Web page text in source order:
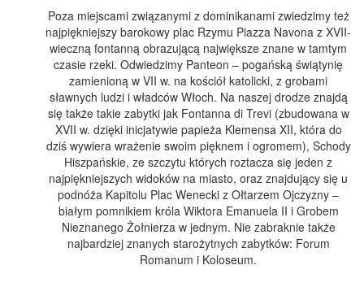
Poza miejscami związanymi z dominikanami zwiedzimy też
najpiękniejszy barokowy plac Rzymu Piazza Navona z XVII-
wieczną fontanną obrazującą największe znane w tamtym
czasie rzeki. Odwiedzimy Panteon – pogańską świątynię
zamienioną w VII w. na kościół katolicki, z grobami
sławnych ludzi i władców Włoch. Na naszej drodze znajdą
się także takie zabytki jak Fontanna di Trevi (zbudowana w
XVII w. dzięki inicjatywie papieża Klemensa XII, która do
dziś wywiera wrażenie swoim pięknem i ogromem), Schody
Hiszpańskie, ze szczytu których roztacza się jeden z
najpiękniejszych widoków na miasto, oraz znajdujący się u
podnóża Kapitolu Plac Wenecki z Ołtarzem Ojczyzny –
białym pomnikiem króla Wiktora Emanuela II i Grobem
Nieznanego Żołnierza w jednym. Nie zabraknie także
najbardziej znanych starożytnych zabytków: Forum
Romanum i Koloseum.